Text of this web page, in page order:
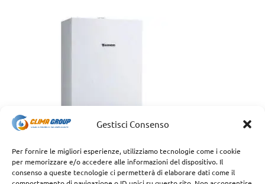
Gestisci Consenso
Per fornire le migliori esperienze, utilizziamo tecnologie come i cookie
per memorizzare e/o accedere alle informazioni del dispositivo. Il
consenso a queste tecnologie ci permetterà di elaborare dati come il